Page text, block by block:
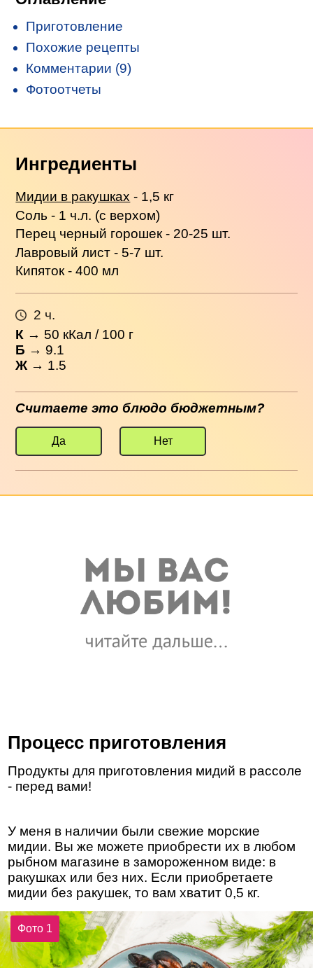
Приготовление
Похожие рецепты
Комментарии (9)
Фотоотчеты
Ингредиенты
Мидии в ракушках - 1,5 кг
Соль - 1 ч.л. (с верхом)
Перец черный горошек - 20-25 шт.
Лавровый лист - 5-7 шт.
Кипяток - 400 мл
2 ч.
К → 50 кКал / 100 г
Б → 9.1
Ж → 1.5
Считаете это блюдо бюджетным?
Да Нет
Процесс приготовления
Продукты для приготовления мидий в рассоле
- перед вами!
У меня в наличии были свежие морские
мидии. Вы же можете приобрести их в любом
рыбном магазине в замороженном виде: в
ракушках или без них. Если приобретаете
мидии без ракушек, то вам хватит 0,5 кг.
Фото 1